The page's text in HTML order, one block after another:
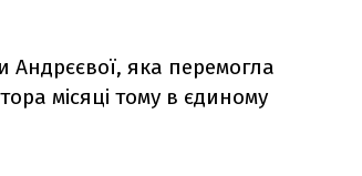
Андрєєвої, яка перемогла
місяці тому в єдиному